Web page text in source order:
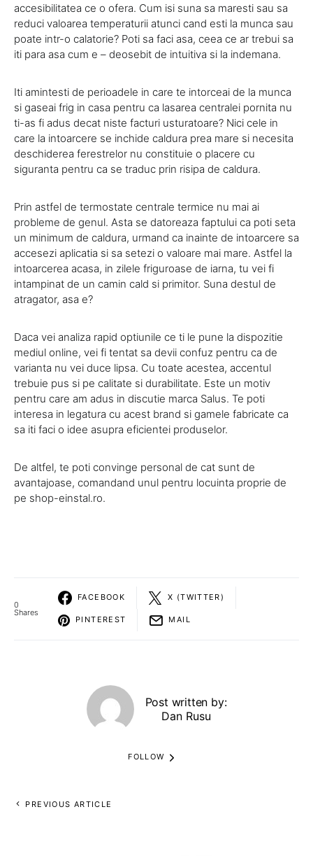
accesibilitatea ce o ofera. Cum isi suna sa maresti sau sa
reduci valoarea temperaturii atunci cand esti la munca sau
poate intr-o calatorie? Poti sa faci asa, ceea ce ar trebui sa
iti para asa cum e – deosebit de intuitiva si la indemana.
Iti amintesti de perioadele in care te intorceai de la munca
si gaseai frig in casa pentru ca lasarea centralei pornita nu
ti-as fi adus decat niste facturi usturatoare? Nici cele in
care la intoarcere se inchide caldura prea mare si necesita
deschiderea ferestrelor nu constituie o placere cu
siguranta pentru ca se traduc prin risipa de caldura.
Prin astfel de termostate centrale termice nu mai ai
probleme de genul. Asta se datoreaza faptului ca poti seta
un minimum de caldura, urmand ca inainte de intoarcere sa
accesezi aplicatia si sa setezi o valoare mai mare. Astfel la
intoarcerea acasa, in zilele friguroase de iarna, tu vei fi
intampinat de un camin cald si primitor. Suna destul de
atragator, asa e?
Daca vei analiza rapid optiunile ce ti le pune la dispozitie
mediul online, vei fi tentat sa devii confuz pentru ca de
varianta nu vei duce lipsa. Cu toate acestea, accentul
trebuie pus si pe calitate si durabilitate. Este un motiv
pentru care am adus in discutie marca Salus. Te poti
interesa in legatura cu acest brand si gamele fabricate ca
sa iti faci o idee asupra eficientei produselor.
De altfel, te poti convinge personal de cat sunt de
avantajoase, comandand unul pentru locuinta proprie de
pe shop-einstal.ro.
0
Shares
FACEBOOK X (TWITTER)
PINTEREST MAIL
Post written by:
Dan Rusu
FOLLOW
PREVIOUS ARTICLE